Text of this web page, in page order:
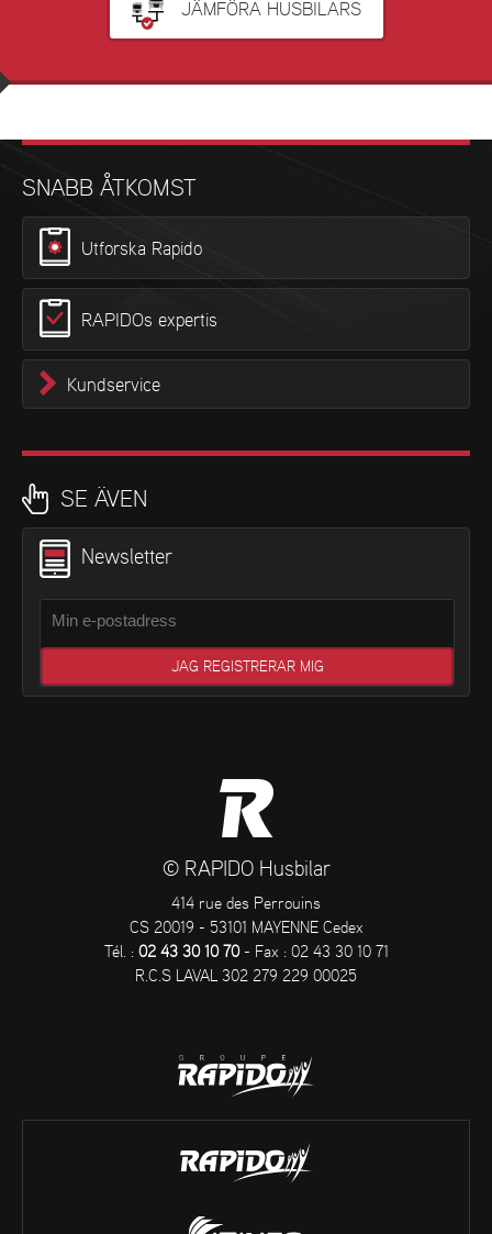
JÄMFÖRA HUSBILARS
SNABB ÅTKOMST
Utforska Rapido
RAPIDOs expertis
Kundservice
SE ÄVEN
Newsletter
© RAPIDO Husbilar
414 rue des Perrouins
CS 20019 - 53101 MAYENNE Cedex
Tél. : 02 43 30 10 70- Fax : 02 43 30 10 71
R.C.S LAVAL 302 279 229 00025